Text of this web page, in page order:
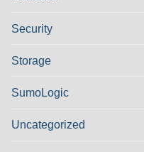
Security
Storage
SumoLogic
Uncategorized